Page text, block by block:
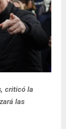
criticó la
las